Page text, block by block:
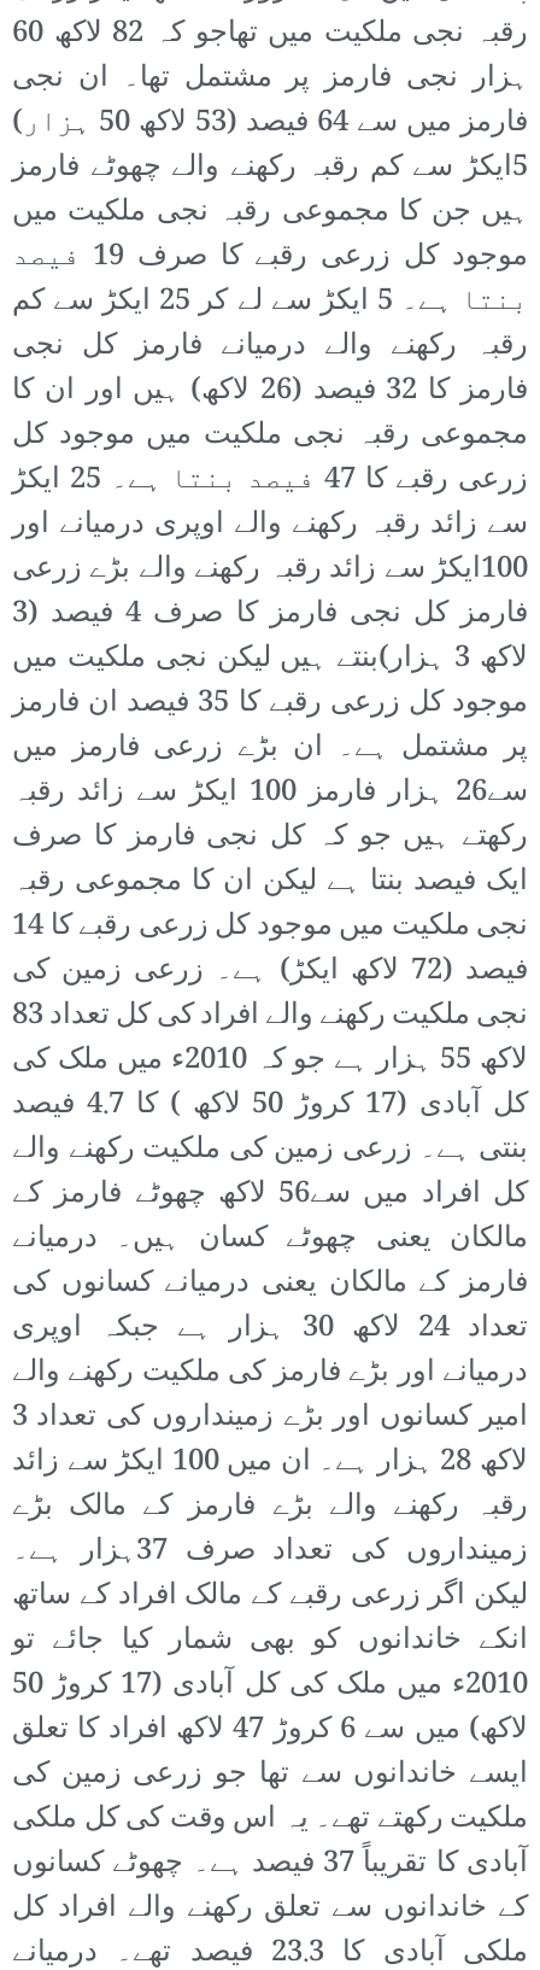
رقبہ نجی ملکیت میں تھاجو کہ 82 لاکھ 60
ہزار نجی فارمز پر مشتمل تھا۔ ان نجی
فارمز میں سے 64 فیصد (53 لاکھ 50 ہزار)
5ایکڑ سے کم رقبہ رکھنے والے چھوٹے فارمز
ہیں جن کا مجموعی رقبہ نجی ملکیت میں
موجود کل زرعی رقبے کا صرف 19 فیصد
بنتا ہے۔ 5 ایکڑ سے لے کر 25 ایکڑ سے کم
رقبہ رکھنے والے درمیانے فارمز کل نجی
فارمز کا 32 فیصد (26 لاکھ) ہیں اور ان کا
مجموعی رقبہ نجی ملکیت میں موجود کل
زرعی رقبے کا 47 فیصد بنتا ہے۔ 25 ایکڑ
سے زائد رقبہ رکھنے والے اوپری درمیانے اور
100ایکڑ سے زائد رقبہ رکھنے والے بڑے زرعی
فارمز کل نجی فارمز کا صرف 4 فیصد (3
لاکھ 3 ہزار)بنتے ہیں لیکن نجی ملکیت میں
موجود کل زرعی رقبے کا 35 فیصد ان فارمز
پر مشتمل ہے۔ ان بڑے زرعی فارمز میں
سے26 ہزار فارمز 100 ایکڑ سے زائد رقبہ
رکھتے ہیں جو کہ کل نجی فارمز کا صرف
ایک فیصد بنتا ہے لیکن ان کا مجموعی رقبہ
نجی ملکیت میں موجود کل زرعی رقبے کا 14
فیصد (72 لاکھ ایکڑ) ہے۔ زرعی زمین کی
نجی ملکیت رکھنے والے افراد کی کل تعداد 83
لاکھ 55 ہزار ہے جو کہ 2010ء میں ملک کی
کل آبادی (17 کروڑ 50 لاکھ ) کا 4.7 فیصد
بنتی ہے۔ زرعی زمین کی ملکیت رکھنے والے
کل افراد میں سے56 لاکھ چھوٹے فارمز کے
مالکان یعنی چھوٹے کسان ہیں۔ درمیانے
فارمز کے مالکان یعنی درمیانے کسانوں کی
تعداد 24 لاکھ 30 ہزار ہے جبکہ اوپری
درمیانے اور بڑے فارمز کی ملکیت رکھنے والے
امیر کسانوں اور بڑے زمینداروں کی تعداد 3
لاکھ 28 ہزار ہے۔ ان میں 100 ایکڑ سے زائد
رقبہ رکھنے والے بڑے فارمز کے مالک بڑے
زمینداروں کی تعداد صرف 37ہزار ہے۔
لیکن اگر زرعی رقبے کے مالک افراد کے ساتھ
انکے خاندانوں کو بھی شمار کیا جائے تو
2010ء میں ملک کی کل آبادی (17 کروڑ 50
لاکھ) میں سے 6 کروڑ 47 لاکھ افراد کا تعلق
ایسے خاندانوں سے تھا جو زرعی زمین کی
ملکیت رکھتے تھے۔ یہ اس وقت کی کل ملکی
آبادی کا تقریباً 37 فیصد ہے۔ چھوٹے کسانوں
کے خاندانوں سے تعلق رکھنے والے افراد کل
ملکی آبادی کا 23.3 فیصد تھے۔ درمیانے